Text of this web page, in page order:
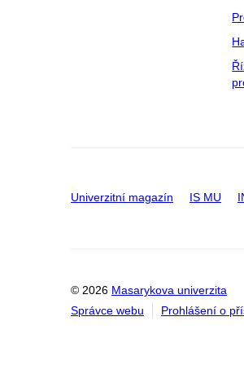
Univerzitní magazín IS MU
© 2026 Masarykova univerzita
Správce webu
Prohlášení o